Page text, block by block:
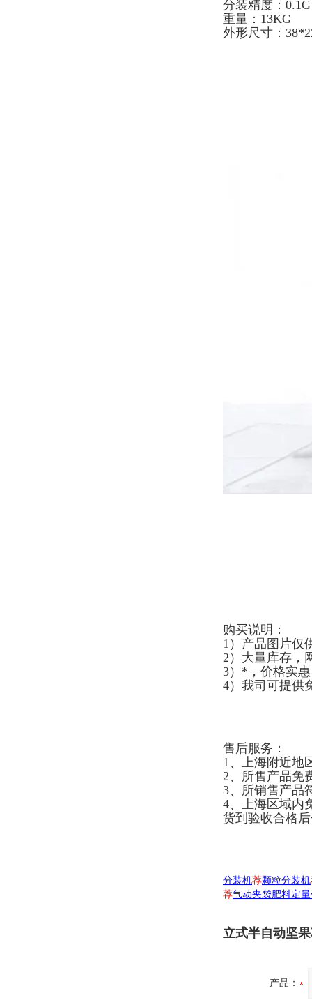
分装精度：
重量：13KG
外形尺寸：
购买说明：
1）产品图片仅
2）大量库存，
3）*，价格实
4）我司可提供
售后服务：
1、上海附近地
2、所售产品免
3、所销售产品
4、上海区域内
货到验收合格
分装机荐颗粒分装机
荐气动夹袋肥料定
立式半自动坚
产品：